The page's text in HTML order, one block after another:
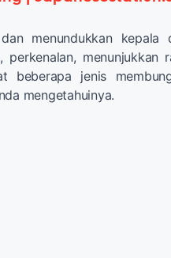
menundukkan
perkenalan, menunjukkan
beberapa jenis
mengetahuinya.